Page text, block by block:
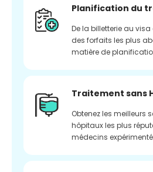
Planification du
De la billetterie au
des forfaits les plus
matière de
Traitement sans
Obtenez les meilleurs
hôpitaux les plus
médecins